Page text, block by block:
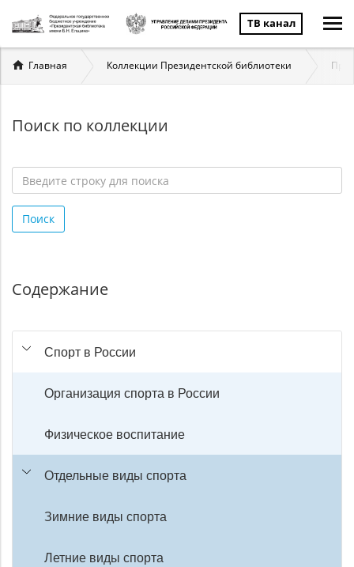
ТВ канал
Вы
здесь
Главная Коллекции Президентской библиотеки
Поиск по коллекции
строку
для
Поиск
Содержание
Спорт в России
Организация спорта в России
Физическое воспитание
Отдельные виды спорта
Зимние виды спорта
Летние виды спорта